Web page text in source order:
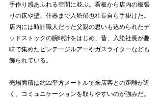
手作り感あふれる空間に並ぶ。看板から店内の板張
りの床や壁、什器まで入舩郁也社長自ら手掛けた。
店内には時計職人だった父親の思いも込められたデ
ッドストックの腕時計をはじめ、昔、入舩社長が趣
味で集めたビンテージルアーやガスライターなども
飾られている。
売場面積は約22平方メートルで来店客との距離が近
く、コミュニケーションを取りやすいのが強みだ。